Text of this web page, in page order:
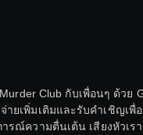
Club กับเพื่อนๆ ด้วย
ายเพิ่มเติมและรับคำเชิญเ
รณ์ความตื่นเต้น เสียงหัวเร